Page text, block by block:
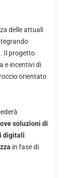
delle attuali
Il progetto
e incentivi di
orientato
soluzioni di
digitali
in fase di